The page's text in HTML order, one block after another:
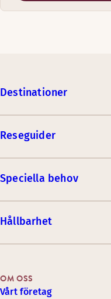
Destinationer
Reseguider
Speciella behov
Hållbarhet
OM OSS
Vårt företag